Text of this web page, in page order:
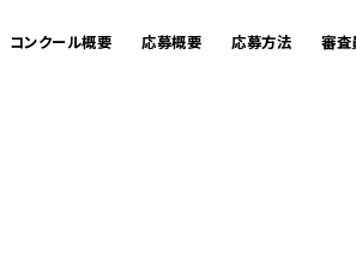
コンクール概要 応募概要 応募方法 審査